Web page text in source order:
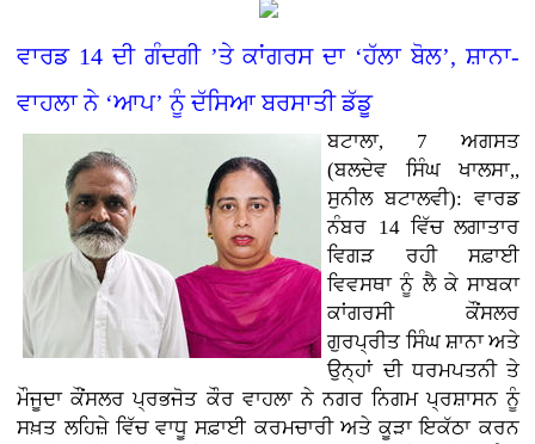
ਵਾਰਡ 14 ਦੀ ਗੰਦਗੀ ’ਤੇ ਕਾਂਗਰਸ ਦਾ ‘ਹੱਲਾ ਬੋਲ’, ਸ਼ਾਨਾ-
ਵਾਹਲਾ ਨੇ ‘ਆਪ’ ਨੂੰ ਦੱਸਿਆ ਬਰਸਾਤੀ ਡੱਡੂ
ਬਟਾਲਾ, 7 ਅਗਸਤ
(ਬਲਦੇਵ ਸਿੰਘ ਖਾਲਸਾ,,
ਸੁਨੀਲ ਬਟਾਲਵੀ): ਵਾਰਡ
ਨੰਬਰ 14 ਵਿੱਚ ਲਗਾਤਾਰ
ਵਿਗੜ ਰਹੀ ਸਫ਼ਾਈ
ਵਿਵਸਥਾ ਨੂੰ ਲੈ ਕੇ ਸਾਬਕਾ
ਕਾਂਗਰਸੀ ਕੌਂਸਲਰ
ਗੁਰਪ੍ਰੀਤ ਸਿੰਘ ਸ਼ਾਨਾ ਅਤੇ
ਉਨ੍ਹਾਂ ਦੀ ਧਰਮਪਤਨੀ ਤੇ
ਮੌਜੂਦਾ ਕੌਂਸਲਰ ਪ੍ਰਭਜੋਤ ਕੌਰ ਵਾਹਲਾ ਨੇ ਨਗਰ ਨਿਗਮ ਪ੍ਰਸ਼ਾਸਨ ਨੂੰ
ਸਖ਼ਤ ਲਹਿਜ਼ੇ ਵਿੱਚ ਵਾਧੂ ਸਫ਼ਾਈ ਕਰਮਚਾਰੀ ਅਤੇ ਕੂੜਾ ਇਕੱਠਾ ਕਰਨ